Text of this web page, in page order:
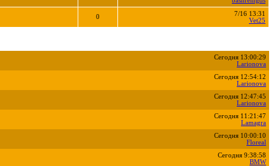
0
7/16 13:31
Vet25
Сегодня 13:00:29
Larionova
Сегодня 12:54:12
Larionova
Сегодня 12:47:45
Larionova
Сегодня 11:21:47
Lamagra
Сегодня 10:00:10
Floreal
Сегодня 9:38:58
BMW